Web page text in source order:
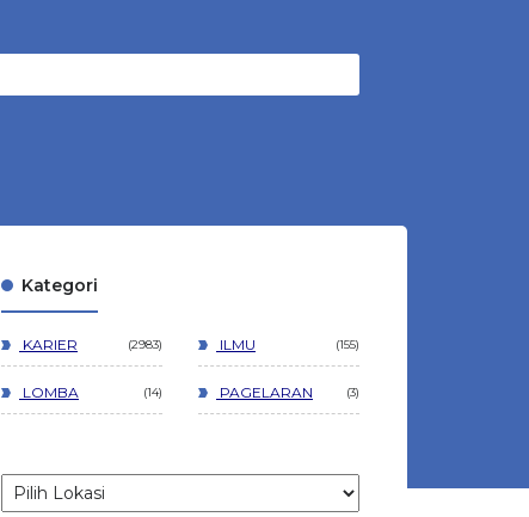
Kategori
KARIER 2983 ILMU 155
LOMBA 14 PAGELARAN 3